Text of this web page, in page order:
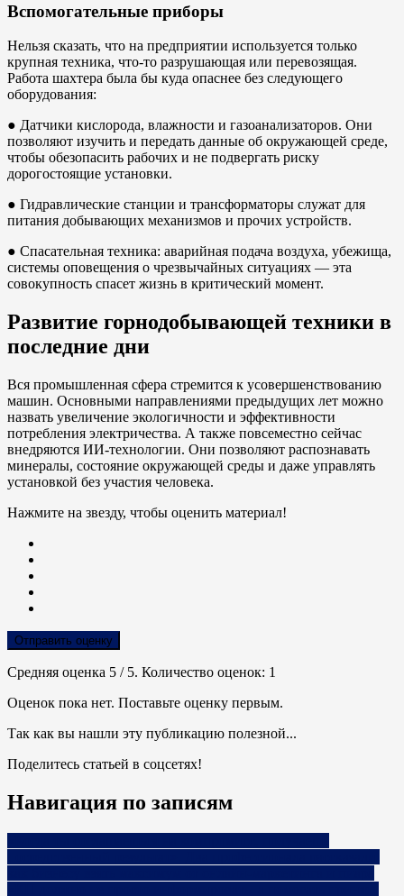
Вспомогательные приборы
Нельзя сказать, что на предприятии используется только
крупная техника, что-то разрушающая или перевозящая.
Работа шахтера была бы куда опаснее без следующего
оборудования:
● Датчики кислорода, влажности и газоанализаторов. Они
позволяют изучить и передать данные об окружающей среде,
чтобы обезопасить рабочих и не подвергать риску
дорогостоящие установки.
● Гидравлические станции и трансформаторы служат для
питания добывающих механизмов и прочих устройств.
● Спасательная техника: аварийная подача воздуха, убежища,
системы оповещения о чрезвычайных ситуациях — эта
совокупность спасет жизнь в критический момент.
Развитие горнодобывающей техники в
последние дни
Вся промышленная сфера стремится к усовершенствованию
машин. Основными направлениями предыдущих лет можно
назвать увеличение экологичности и эффективности
потребления электричества. А также повсеместно сейчас
внедряются ИИ-технологии. Они позволяют распознавать
минералы, состояние окружающей среды и даже управлять
установкой без участия человека.
Нажмите на звезду, чтобы оценить материал!
Отправить оценку
Средняя оценка 5 / 5. Количество оценок: 1
Оценок пока нет. Поставьте оценку первым.
Так как вы нашли эту публикацию полезной...
Поделитесь статьей в соцсетях!
Навигация по записям